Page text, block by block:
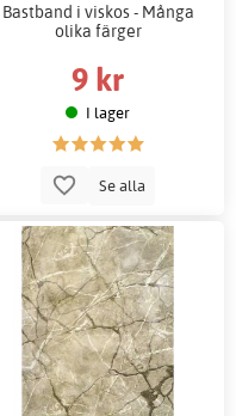
Bastband i viskos - Många
olika färger
9 kr
I lager
Se alla